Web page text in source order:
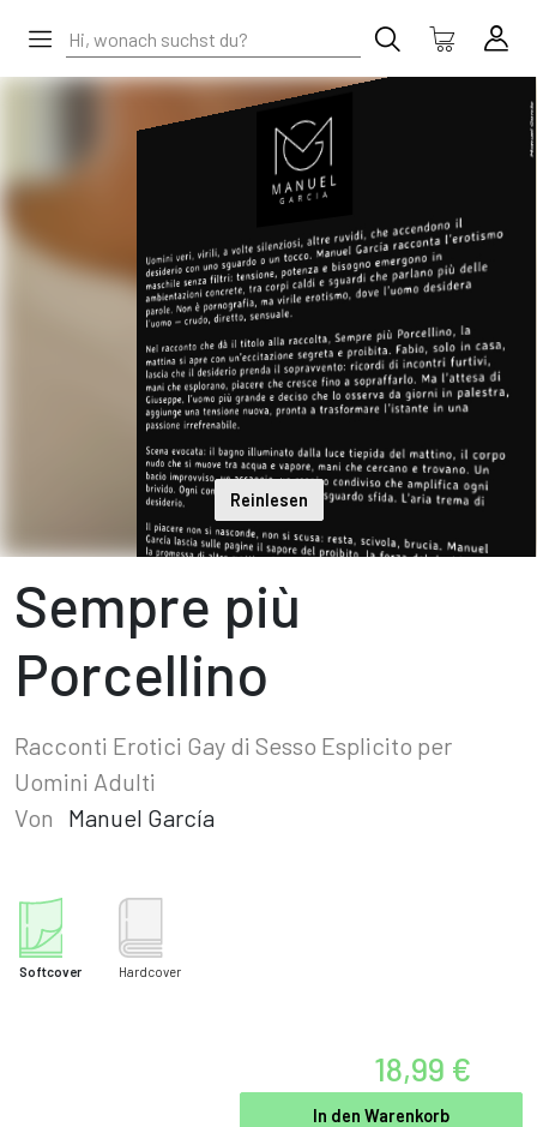
Reinlesen
Sempre più
Porcellino
Racconti Erotici Gay di Sesso Esplicito per
Uomini Adulti
Von
Manuel García
Softcover Hardcover
18,99 €
In den Warenkorb